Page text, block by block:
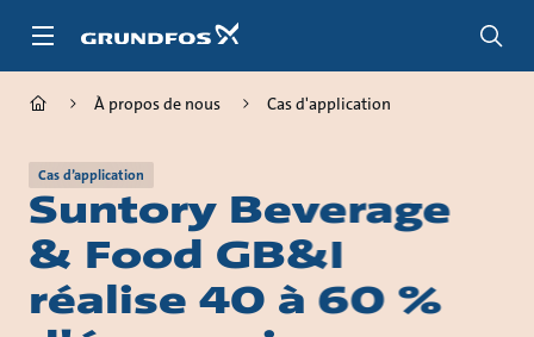
À propos de nous Cas d'application
Cas d’application
Suntory Beverage
& Food GB&I
réalise 40 à 60 %